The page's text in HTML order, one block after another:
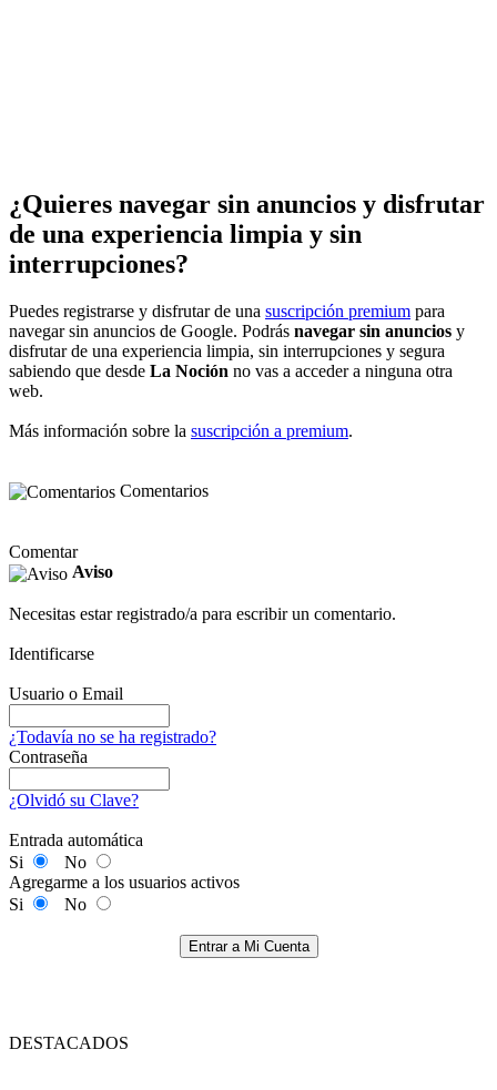
¿Quieres navegar sin anuncios y disfrutar
de una experiencia limpia y sin
interrupciones?
Puedes registrarse y disfrutar de una suscripción premium para
navegar sin anuncios de Google. Podrás navegar sin anuncios y
disfrutar de una experiencia limpia, sin interrupciones y segura
sabiendo que desde La Noción no vas a acceder a ninguna otra
web.
Más información sobre la suscripción a premium.
Comentarios
Comentar
Aviso
Necesitas estar registrado/a para escribir un comentario.
Identificarse
Usuario o Email
¿Todavía no se ha registrado?
Contraseña
¿Olvidó su Clave?
Entrada automática
Si
No
Agregarme a los usuarios activos
Si
No
Entrar a Mi Cuenta
DESTACADOS